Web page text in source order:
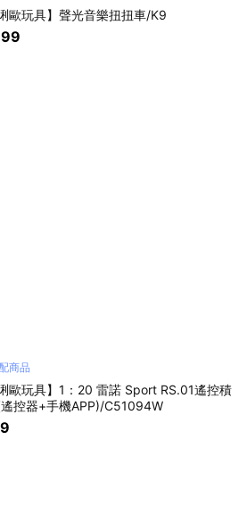
琍歐玩具】聲光音樂扭扭車/K9
商品
琍歐玩具】1：20 雷諾 Sport RS.01遙控積
控器+手機APP)/C51094W